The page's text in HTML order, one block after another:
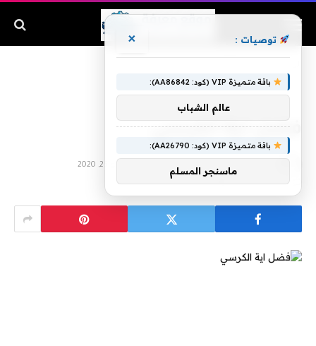
فضل اية الكرسي
لا توجد تعليقات 6 دقائق
توصيات : ×
باقة متميزة VIP (كود: AA86842):
عالم الشباب
باقة متميزة VIP (كود: AA26790):
ماسنجر المسلم